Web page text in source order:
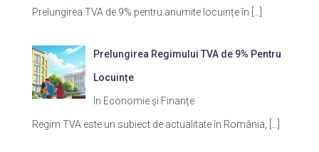
Prelungirea TVA de 9% pentru anumite locuințe în
Prelungirea Regimului TVA de 9% Pentru
Locuințe
In Economie și Finanțe
Regim TVA este un subiect de actualitate în România,